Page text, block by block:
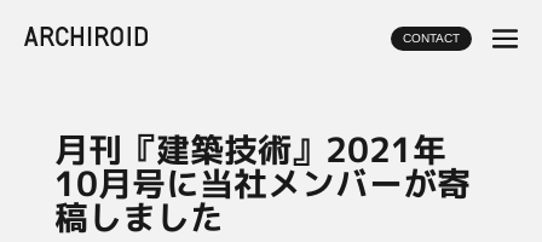
CONTACT
月刊『建築技術』2021年
10月号に当社メンバーが寄
稿しました